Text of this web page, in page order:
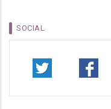
SOCIAL